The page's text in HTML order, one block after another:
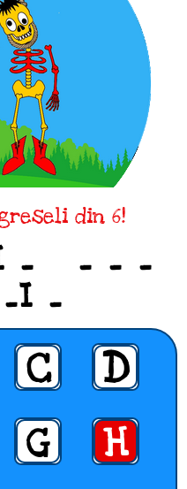
din 6!
_ _ _ _
_
C
D
G
H